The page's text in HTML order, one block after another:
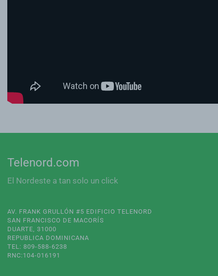
Telenord.com
El Nordeste a tan solo un click
AV. FRANK GRULLÓN #5 EDIFICIO TELENORD
SAN FRANCISCO DE MACORÍS
DUARTE, 31000
REPUBLICA DOMINICANA
TEL: 809-588-6238
RNC:104-016191